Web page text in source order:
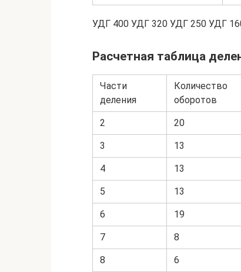
УДГ 400 УДГ 320 УДГ 250 УДГ
Расчетная таблица
Части
деления
Количество
оборотов
2 20
3 13
4 13
5 13
6 19
7 8
8 6